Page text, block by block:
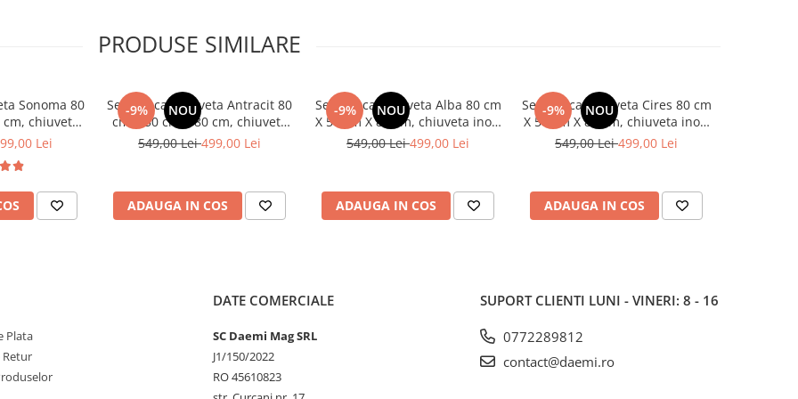
premium, cu un continut
este foarte practica
de 5 cm
PRODUSE SIMILARE
Sonoma 80
cm, chiuveta
flexibila si
Lei
-9% NOU
Set Masca Chiuveta Antracit 80
cm X 50 cm X 80 cm, chiuveta
inox, baterie lebada flexibila si
549,00 Lei499,00 Lei
ADAUGA IN COS
-9% NOU
Set Masca Chiuveta Alba 80 cm
X 50 cm X 80 cm, chiuveta inox,
baterie lebada flexibila si sifon
549,00 Lei499,00 Lei
ADAUGA IN COS
-9% NOU
Set Masca Chiuveta Cires 80 cm
X 50 cm X 80 cm, chiuveta inox,
baterie lebada flexibila si sifon
549,00 Lei499,00 Lei
ADAUGA IN COS
Plata
Retur
DATE COMERCIALE
SC Daemi Mag SRL
J1/150/2022
RO 45610823
SUPORT CLIENTI LUNI - VINERI: 8 - 16
0772289812
contact@daemi.ro